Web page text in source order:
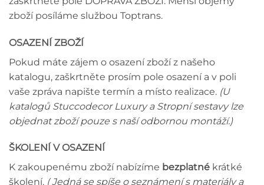
zboží posíláme službou Toptrans.
OSAZENÍ ZBOŽÍ
Pokud máte zájem o osazení zboží z našeho
katalogu, zaškrtněte prosím pole osazení a v poli
vaše zpráva napište termín a místo realizace. (U
katalogů Stuccodecor Luxury a Stropní sestavy lze
objednat zboží pouze s naší odbornou montáží.)
ŠKOLENÍ V OSAZENÍ
K zakoupenému zboží nabízíme bezplatné krátké
školení. ( Jedná se spíše o seznámení s materiály a